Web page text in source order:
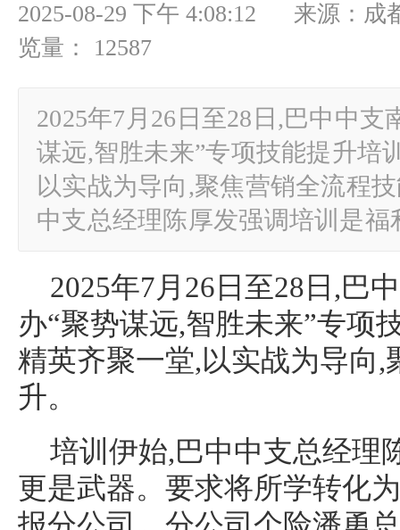
2025-08-29 下午 4:08:12 来源：
览量： 12587
2025年7月26日至28日,巴中中
谋远,智胜未来”专项技能提升培
以实战为导向,聚焦营销全流程
中支总经理陈厚发强调培训是
2025年7月26日至28日,巴
办“聚势谋远,智胜未来”专项
精英齐聚一堂,以实战为导向,
升。
培训伊始,巴中中支总经理
更是武器。要求将所学转化